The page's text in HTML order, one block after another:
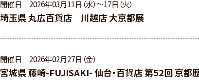
開催日 2026年03月11日（水）〜17日（火）
埼玉県 丸広百貨店 川越店 大京都展
開催日 2026年02月27日（金）
宮城県 藤崎-FUJISAKI- 仙台・百貨店 第52回 京都